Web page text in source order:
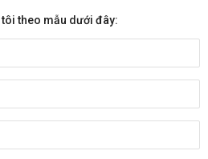
theo mẫu dưới đây: